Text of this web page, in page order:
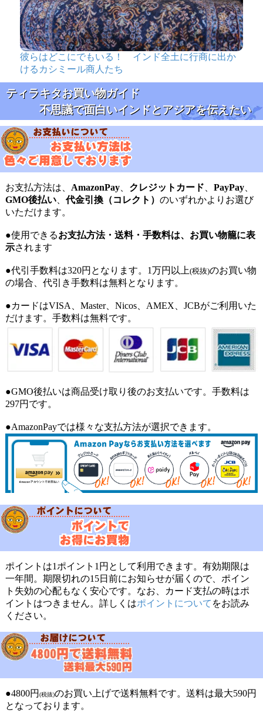
彼らはどこにでもいる！ インド全土に行商に出か
けるカシミール商人たち
ティラキタお買い物ガイド
不思議で面白いインドとアジアを伝えたい
お支払方法は、 AmazonPay、 クレジットカード PayPay、
GMO後払い、代金引換（コレクト） のいずれかよりお選び
いただけます。
●使用できるお支払方法・送料・手数料は、お買い物籠に表
示されます
●代引手数料は320円となります。1万円以上(税抜)のお買い物
の場合、代引き手数料は無料となります。
●カードはVISA、Master、Nicos、AMEX、JCBがご利用いた
だけます。手数料は無料です。
●GMO後払いは商品受け取り後のお支払いです。手数料は
297円です。
●AmazonPayでは様々な支払方法が選択できます。
ポイントは1ポイント1円として利用できます。有効期限は
一年間。期限切れの15日前にお知らせが届くので、ポイン
ト失効の心配もなく安心です。なお、カード支払の時はポ
イントはつきません。詳しくはポイントについて をお読み
ください。
●4800円 (税抜)のお買い上げで送料無料です。送料は最大590円
となっております。